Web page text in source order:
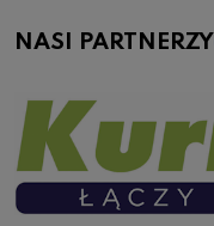
NASI PARTNERZY